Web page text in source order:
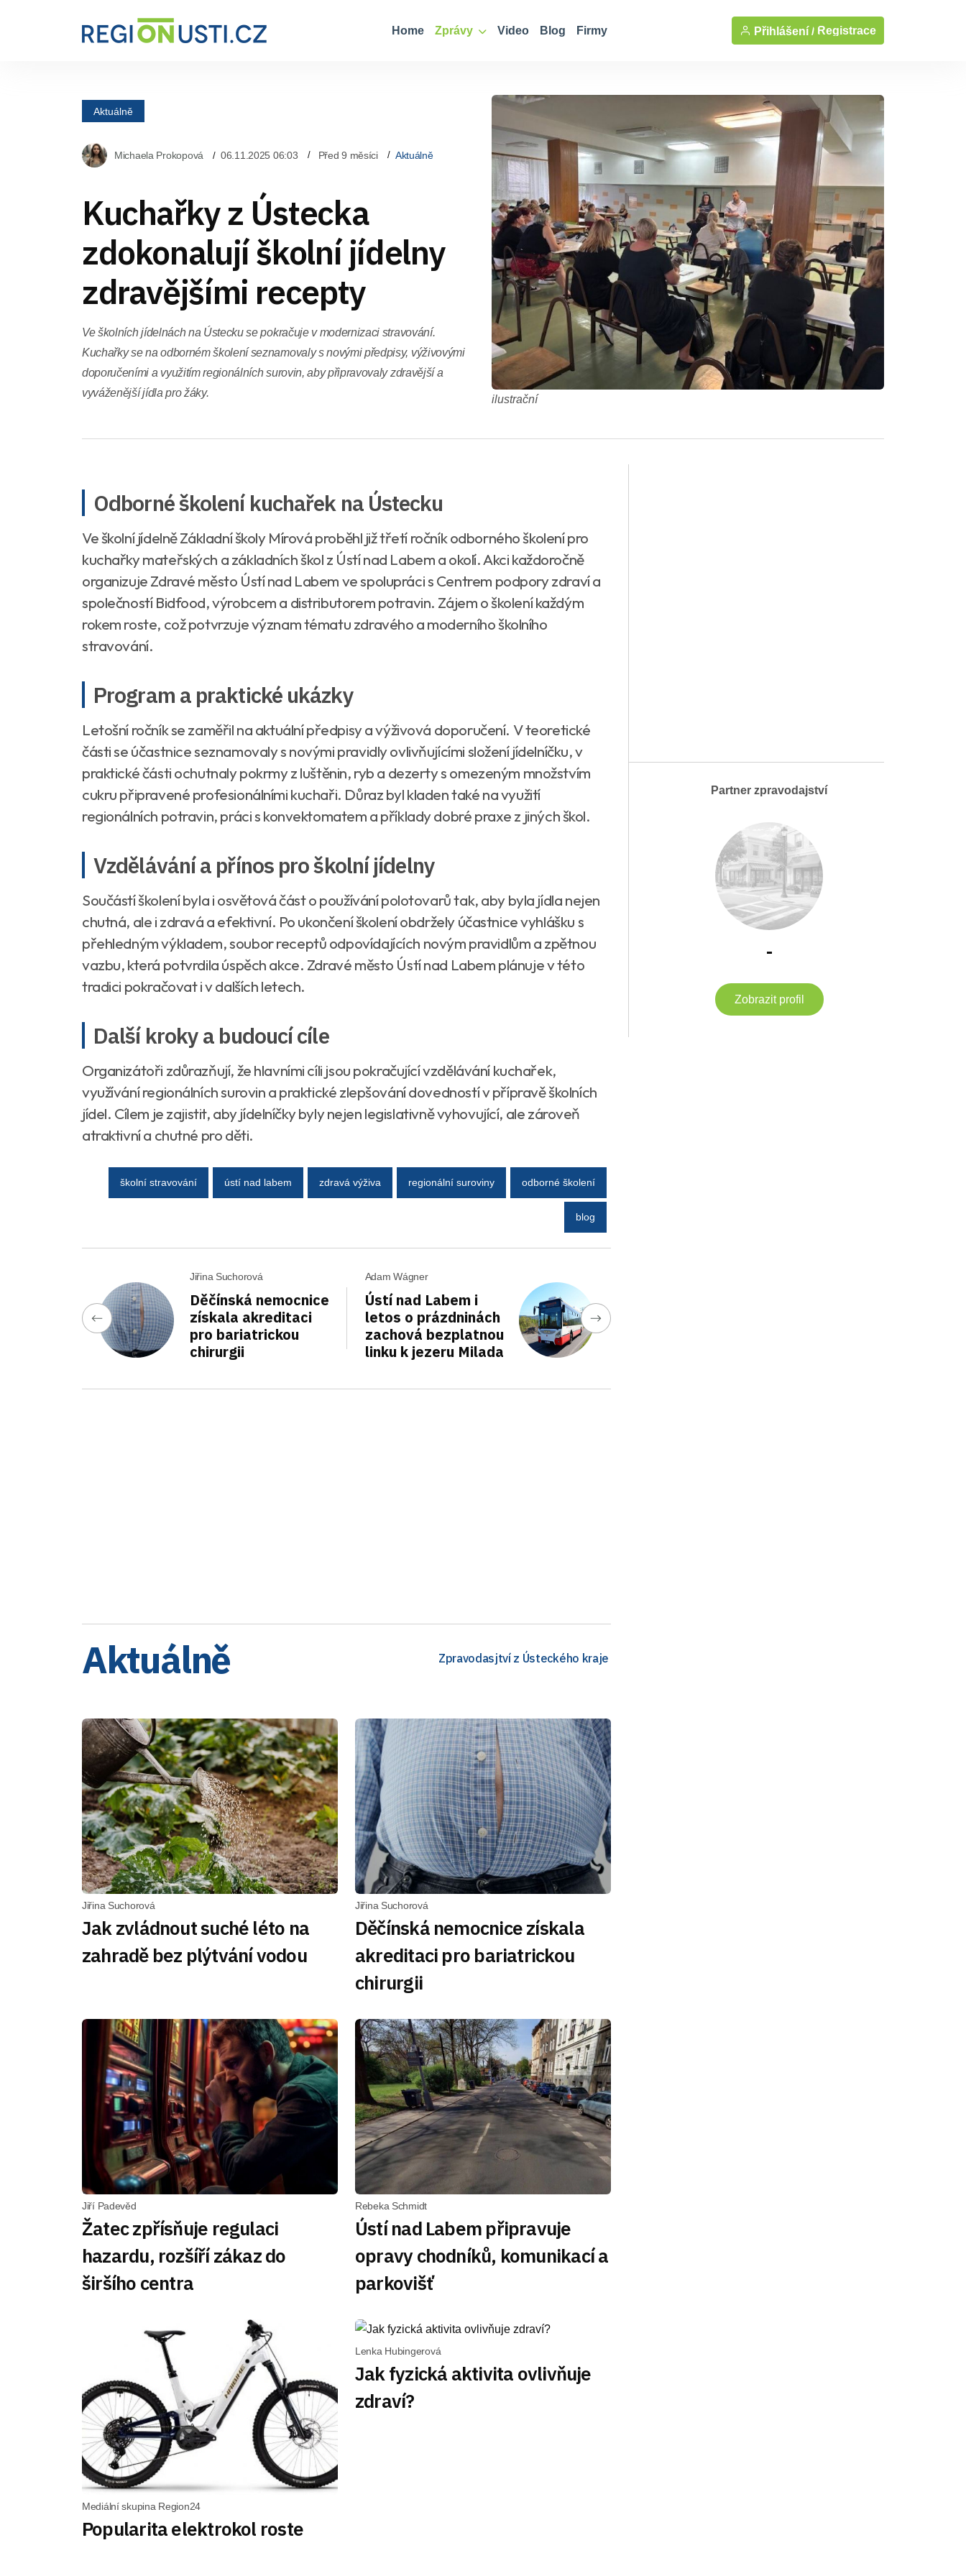
Home Zprávy Video Blog Firmy Přihlášení / Registrace
Aktuálně
Michaela Prokopová 06.11.2025 06:03 Před 9 měsíci Aktuálně
Kuchařky z Ústecka
zdokonalují školní jídelny
zdravějšími recepty
Ve školních jídelnách na Ústecku se pokračuje v modernizaci stravování.
Kuchařky se na odborném školení seznamovaly s novými předpisy, výživovými
doporučeními a využitím regionálních surovin, aby připravovaly zdravější a
vyváženější jídla pro žáky.
ilustrační
Odborné školení kuchařek na Ústecku
Ve školní jídelně Základní školy Mírová proběhl již třetí ročník odborného školení pro
kuchařky mateřských a základních škol z Ústí nad Labem a okolí. Akci každoročně
organizuje Zdravé město Ústí nad Labem ve spolupráci s Centrem podpory zdraví a
společností Bidfood, výrobcem a distributorem potravin. Zájem o školení každým
rokem roste, což potvrzuje význam tématu zdravého a moderního školního
stravování.
Program a praktické ukázky
Letošní ročník se zaměřil na aktuální předpisy a výživová doporučení. V teoretické
části se účastnice seznamovaly s novými pravidly ovlivňujícími složení jídelníčku, v
praktické části ochutnaly pokrmy z luštěnin, ryb a dezerty s omezeným množstvím
cukru připravené profesionálními kuchaři. Důraz byl kladen také na využití
regionálních potravin, práci s konvektomatem a příklady dobré praxe z jiných škol.
Vzdělávání a přínos pro školní jídelny
Součástí školení byla i osvětová část o používání polotovarů tak, aby byla jídla nejen
chutná, ale i zdravá a efektivní. Po ukončení školení obdržely účastnice vyhlášku s
přehledným výkladem, soubor receptů odpovídajících novým pravidlům a zpětnou
vazbu, která potvrdila úspěch akce. Zdravé město Ústí nad Labem plánuje v této
tradici pokračovat i v dalších letech.
Další kroky a budoucí cíle
Organizátoři zdůrazňují, že hlavními cíli jsou pokračující vzdělávání kuchařek,
využívání regionálních surovin a praktické zlepšování dovedností v přípravě školních
jídel. Cílem je zajistit, aby jídelníčky byly nejen legislativně vyhovující, ale zároveň
atraktivní a chutné pro děti.
školní stravování ústí nad labem zdravá výživa regionální suroviny odborné školení
blog
Jiřina Suchorová
Děčínská nemocnice
získala akreditaci
pro bariatrickou
chirurgii
Adam Wágner
Ústí nad Labem i
letos o prázdninách
zachová bezplatnou
linku k jezeru Milada
Aktuálně Zpravodasjtví z Ústeckého kraje
Jiřina Suchorová
Jak zvládnout suché léto na
zahradě bez plýtvání vodou
Jiřina Suchorová
Děčínská nemocnice získala
akreditaci pro bariatrickou
chirurgii
Jiří Padevěd
Žatec zpřísňuje regulaci
hazardu, rozšíří zákaz do
širšího centra
Rebeka Schmidt
Ústí nad Labem připravuje
opravy chodníků, komunikací a
parkovišť
Mediální skupina Region24
Popularita elektrokol roste
Lenka Hubingerová
Jak fyzická aktivita ovlivňuje
zdraví?
Partner zpravodajství
-
Zobrazit profil